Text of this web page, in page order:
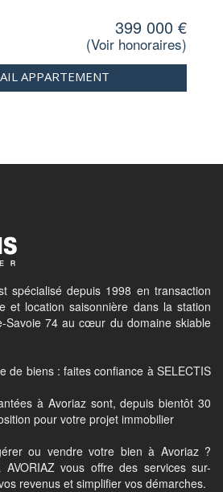
399 000 €
(Voir honoraires)
APPARTEMENT
spécialisé depuis 1998 en transaction
et location saisonnière dans la station
Savoie 74 au cœur du domaine skiable
de biens : faites confiance à SELECTIS
à Avoriaz sont, depuis bientôt 30
pour votre projet immobilier
ou vendre votre bien à Avoriaz ?
AVORIAZ vous offre des services sur-
revenus et simplifier vos démarches.